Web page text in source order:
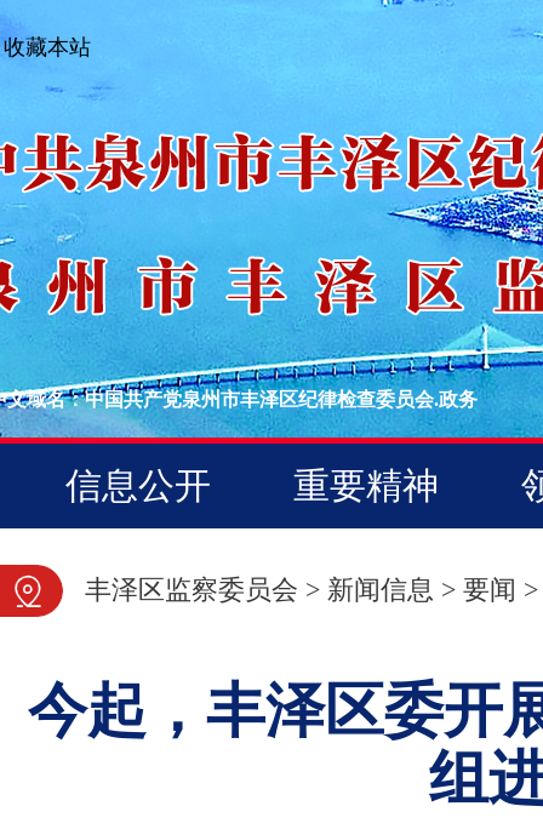
收藏本站
文域名：中国共产党泉州市丰泽区纪律检查委员会.政务
信息公开 重要精神
图片新闻
丰泽区监察委员会 > 新闻信息 > 要闻 >
今起，丰泽区委开
组